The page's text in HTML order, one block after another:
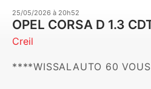
25/05/2026 à 20h52
OPEL CORSA D 1.3
Creil
****WISSALAUTO 60